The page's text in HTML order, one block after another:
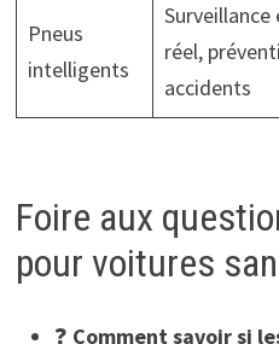
Pneus
intelligents
Surveillance
réel,
accidents
Foire aux
pour voitures
❓ Comment savoir si